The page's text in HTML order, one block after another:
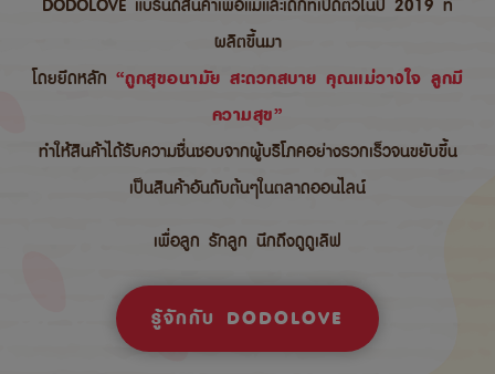
ผลิตขึ้นมา
โดยยึดหลัก “ถูกสุขอนามัย สะดวกสบาย คุณแม่วางใจ ลูกมี
ความสุข”
ทำให้สินค้าได้รับความชื่นชอบจากผู้บริโภคอย่างรวกเร็วจนขยับขึ้น
เป็นสินค้าอันดับต้นๆในตลาดออนไลน์
เพื่อลูก รักลูก นึกถึงดูดูเลิฟ
รู้จักกับ DODOLOVE